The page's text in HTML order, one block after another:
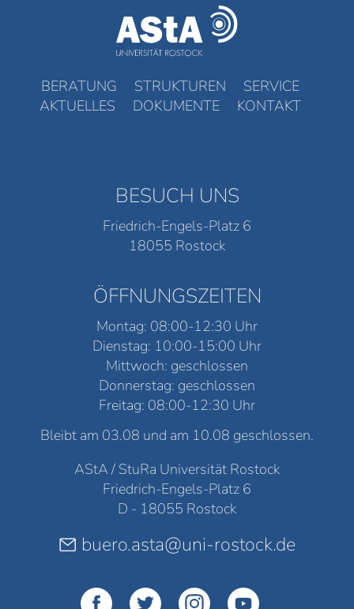
BERATUNG STRUKTUREN
SERVICE
AKTUELLES
DOKUMENTE KONTAKT
BESUCH UNS
Friedrich-Engels-Platz 6
18055 Rostock
ÖFFNUNGSZEITEN
Montag: 08:00-12:30 Uhr
Dienstag: 10:00-15:00 Uhr
Mittwoch: geschlossen
Donnerstag: geschlossen
Freitag: 08:00-12:30 Uhr
Bleibt am 03.08 und am 10.08 geschlossen.
AStA / StuRa Universität Rostock
Friedrich-Engels-Platz 6
D - 18055 Rostock
buero.asta@uni-rostock.de